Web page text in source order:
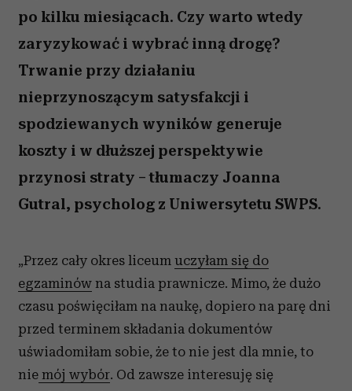
po kilku miesiącach. Czy warto wtedy
zaryzykować i wybrać inną drogę?
Trwanie przy działaniu
nieprzynoszącym satysfakcji i
spodziewanych wyników generuje
koszty i w dłuższej perspektywie
przynosi straty – tłumaczy Joanna
Gutral, psycholog z Uniwersytetu SWPS.
„Przez cały okres liceum uczyłam się do
egzaminów na studia prawnicze. Mimo, że dużo
czasu poświęciłam na naukę, dopiero na parę dni
przed terminem składania dokumentów
uświadomiłam sobie, że to nie jest dla mnie, to
nie mój wybór. Od zawsze interesuję się